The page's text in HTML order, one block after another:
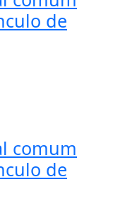
de
comum
de